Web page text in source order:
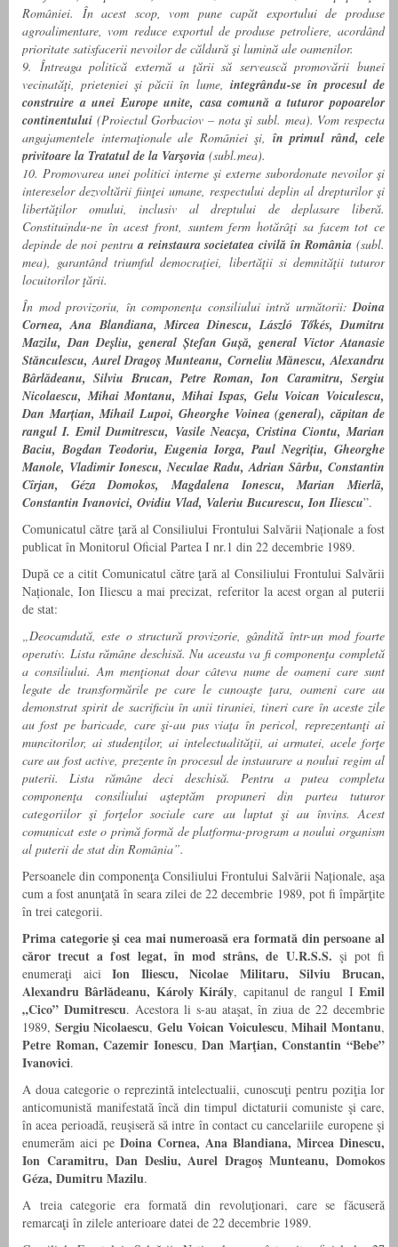
României. În acest scop, vom pune capăt exportului de produse
agroalimentare, vom reduce exportul de produse petroliere, acordând
prioritate satisfacerii nevoilor de căldură şi lumină ale oamenilor.
9. Întreaga politică externă a ţării să servească promovării bunei
vecinatăţi, prieteniei şi păcii în lume, integrându-se în procesul de
construire a unei Europe unite, casa comună a tuturor popoarelor
continentului (Proiectul Gorbaciov – nota şi subl. mea). Vom respecta
angajamentele internaţionale ale României şi, în primul rând, cele
privitoare la Tratatul de la Varşovia (subl.mea).
10. Promovarea unei politici interne şi externe subordonate nevoilor şi
intereselor dezvoltării fiinţei umane, respectului deplin al drepturilor şi
libertăţilor omului, inclusiv al dreptului de deplasare liberă.
Constituindu-ne în acest front, suntem ferm hotărâţi sa facem tot ce
depinde de noi pentrua reinstaura societatea civilă în România(subl.
mea), garantând triumful democraţiei, libertăţii si demnităţii tuturor
locuitorilor ţării.
În mod provizoriu, în componenţa consiliului intră următorii:Doina
Cornea, Ana Blandiana, Mircea Dinescu, László Tőkés, Dumitru
Mazilu, Dan Deșliu, general Ștefan Gușă, general Victor Atanasie
Stănculescu, Aurel Dragoș Munteanu, Corneliu Mănescu, Alexandru
Bârlădeanu, Silviu Brucan, Petre Roman, Ion Caramitru, Sergiu
Nicolaescu, Mihai Montanu, Mihai Ispas, Gelu Voican Voiculescu,
Dan Marțian, Mihail Lupoi, Gheorghe Voinea (general), căpitan de
rangul I. Emil Dumitrescu, Vasile Neacșa, Cristina Ciontu, Marian
Baciu, Bogdan Teodoriu, Eugenia Iorga, Paul Negrițiu, Gheorghe
Manole, Vladimir Ionescu, Neculae Radu, Adrian Sârbu, Constantin
Cîrjan, Géza Domokos, Magdalena Ionescu, Marian Mierlă,
Constantin Ivanovici, Ovidiu Vlad, Valeriu Bucurescu, Ion Iliescu”.
Comunicatul către ţară al Consiliului Frontului Salvării Naționale a fost
publicat în Monitorul Oficial Partea I nr.1 din 22 decembrie 1989.
După ce a citit Comunicatul către ţară al Consiliului Frontului Salvării
Naționale, Ion Iliescu a mai precizat, referitor la acest organ al puterii
de stat:
„Deocamdată, este o structură provizorie, gândită într-un mod foarte
operativ. Lista rămâne deschisă. Nu aceasta va fi componenţa completă
a consiliului. Am menţionat doar câteva nume de oameni care sunt
legate de transformările pe care le cunoaşte ţara, oameni care au
demonstrat spirit de sacrificiu în anii tiraniei, tineri care în aceste zile
au fost pe baricade, care şi-au pus viaţa în pericol, reprezentanţi ai
muncitorilor, ai studenţilor, ai intelectualităţii, ai armatei, acele forţe
care au fost active, prezente în procesul de instaurare a noului regim al
puterii. Lista rămâne deci deschisă. Pentru a putea completa
componenţa consiliului aşteptăm propuneri din partea tuturor
categoriilor şi forţelor sociale care au luptat şi au învins. Acest
comunicat este o primă formă de platforma-program a noului organism
al puterii de stat din România”.
Persoanele din componenţa Consiliului Frontului Salvării Naționale, aşa
cum a fost anunţată în seara zilei de 22 decembrie 1989, pot fi împărţite
în trei categorii.
Prima categorie şi cea mai numeroasă era formată din persoane al
căror trecut a fost legat, în mod strâns, de U.R.S.S. şi pot fi
enumeraţi aiciIon Iliescu, Nicolae Militaru, Silviu Brucan,
Alexandru Bârlădeanu, Károly Király, capitanul de rangul I Emil
„Cico” Dumitrescu. Acestora li s-au ataşat, în ziua de 22 decembrie
1989, Sergiu Nicolaescu,Gelu Voican Voiculescu,Mihail Montanu,
Petre Roman, Cazemir Ionescu,Dan Marţian, Constantin “Bebe”
Ivanovici.
A doua categorie o reprezintă intelectualii, cunoscuţi pentru poziţia lor
anticomunistă manifestată încă din timpul dictaturii comuniste şi care,
în acea perioadă, reuşiseră să intre în contact cu cancelariile europene şi
enumerăm aici pe Doina Cornea, Ana Blandiana, Mircea Dinescu,
Ion Caramitru, Dan Desliu, Aurel Dragoş Munteanu, Domokos
Géza, Dumitru Mazilu.
A treia categorie era formată din revoluţionari, care se făcuseră
remarcaţi în zilele anterioare datei de 22 decembrie 1989.